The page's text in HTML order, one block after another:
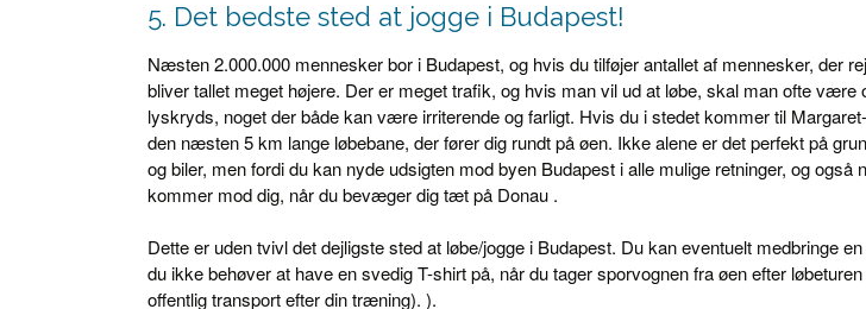
5. Det bedste sted at jogge i Budapest!
Næsten 2.000.000 mennesker bor i Budapest, og hvis du tilføjer antallet af mennesker, der
bliver tallet meget højere. Der er meget trafik, og hvis man vil ud at løbe, skal man ofte
lyskryds, noget der både kan være irriterende og farligt. Hvis du i stedet kommer til
den næsten 5 km lange løbebane, der fører dig rundt på øen. Ikke alene er det perfekt på
og biler, men fordi du kan nyde udsigten mod byen Budapest i alle mulige retninger, og også
kommer mod dig, når du bevæger dig tæt på Donau .
Dette er uden tvivl det dejligste sted at løbe/jogge i Budapest. Du kan eventuelt medbringe
du ikke behøver at have en svedig T-shirt på, når du tager sporvognen fra øen efter
offentlig transport efter din træning). ).